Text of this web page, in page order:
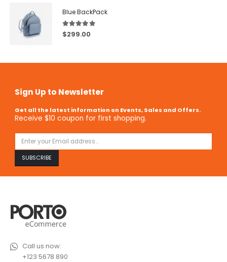
Blue BackPack
5.00out of 5
$299.00
Sign Up to Newsletter
Get all the latest information on Events, Sales and Offers.
Receive $10 coupon for first shopping.
Call us now:
+123 5678 890